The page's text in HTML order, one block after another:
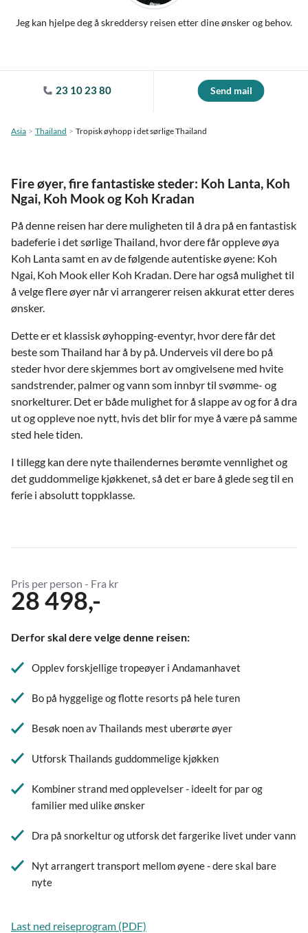
Jeg kan hjelpe deg å skreddersy reisen etter dine ønsker og behov.
23 10 23 80 Send mail
Asia Thailand Tropisk øyhopp i det sørlige Thailand
Fire øyer, fire fantastiske steder: Koh Lanta, Koh
Ngai, Koh Mook og Koh Kradan
På denne reisen har dere muligheten til å dra på en fantastisk
badeferie i det sørlige Thailand, hvor dere får oppleve øya
Koh Lanta samt en av de følgende autentiske øyene: Koh
Ngai, Koh Mook eller Koh Kradan. Dere har også mulighet til
å velge flere øyer når vi arrangerer reisen akkurat etter deres
ønsker.
Dette er et klassisk øyhopping-eventyr, hvor dere får det
beste som Thailand har å by på. Underveis vil dere bo på
steder hvor dere skjemmes bort av omgivelsene med hvite
sandstrender, palmer og vann som innbyr til svømme- og
snorkelturer. Det er både mulighet for å slappe av og for å dra
ut og oppleve noe nytt, hvis det blir for mye å være på samme
sted hele tiden.
I tillegg kan dere nyte thailendernes berømte vennlighet og
det guddommelige kjøkkenet, så det er bare å glede seg til en
ferie i absolutt toppklasse.
Pris per person - Fra kr
28 498,-
Derfor skal dere velge denne reisen:
Opplev forskjellige tropeøyer i Andamanhavet
Bo på hyggelige og flotte resorts på hele turen
Besøk noen av Thailands mest uberørte øyer
Utforsk Thailands guddommelige kjøkken
Kombiner strand med opplevelser - ideelt for par og
familier med ulike ønsker
Dra på snorkeltur og utforsk det fargerike livet under vann
Nyt arrangert transport mellom øyene - dere skal bare
nyte
Last ned reiseprogram (PDF)